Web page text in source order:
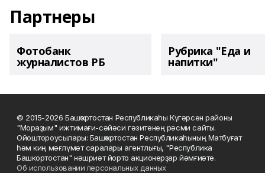
Партнеры
Фотобанк
журналистов РБ
Рубрика "Еда и
напитки"
© 2015-2026 Башҡортостан Республикаһы Күгәрсен районы
"Мораҙым" ижтимағи-сәйәси гәзитенең рәсми сайты.
Ойоштороусылары: Башҡортостан Республикаһының Матбуғат
һәм киң мәғлүмәт саралары агентлығы, "Республика
Башкортостан" нәшриәт йорто акционерҙар йәмғиәте.
Об использовании персональных данных